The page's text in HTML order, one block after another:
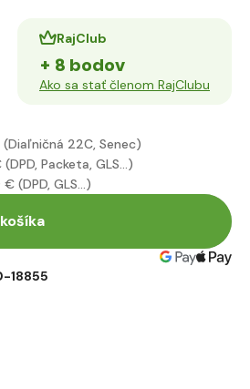
RajClub
+ 8 bodov
Ako sa stať členom RajClubu
(Diaľničná 22C, Senec)
(DPD, Packeta, GLS...)
€ (DPD, GLS...)
18855